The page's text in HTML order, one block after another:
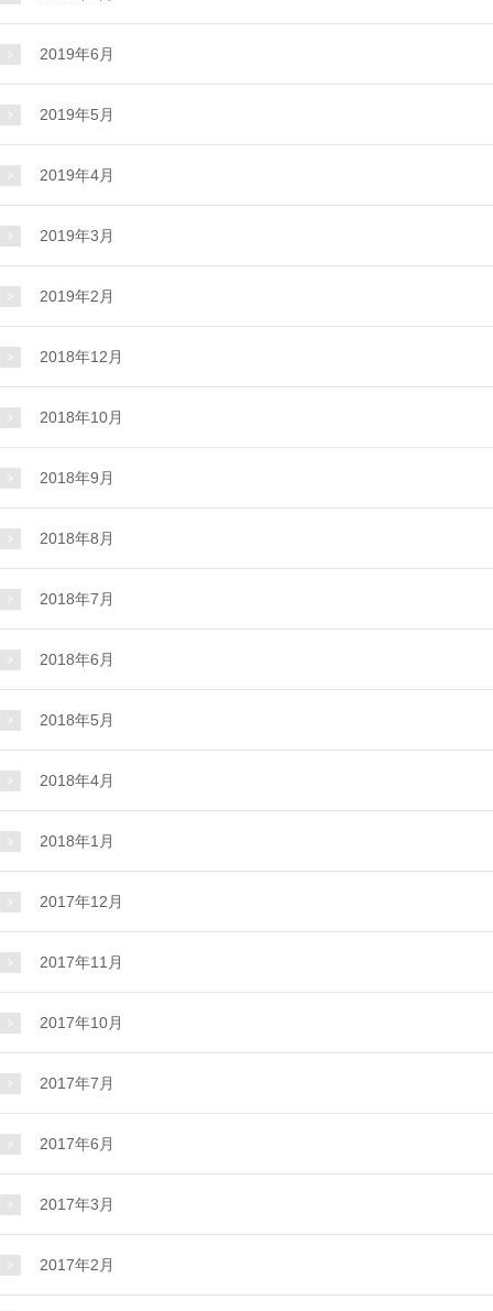
2019年6月
2019年5月
2019年4月
2019年3月
2019年2月
2018年12月
2018年10月
2018年9月
2018年8月
2018年7月
2018年6月
2018年5月
2018年4月
2018年1月
2017年12月
2017年11月
2017年10月
2017年7月
2017年6月
2017年3月
2017年2月